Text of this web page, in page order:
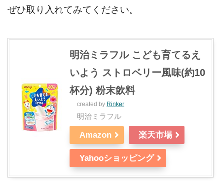
ぜひ取り入れてみてください。
明治ミラフル こども育てるえ
いよう ストロベリー風味(約10
杯分) 粉末飲料
created by Rinker
明治ミラフル
Amazon 楽天市場
Yahooショッピング